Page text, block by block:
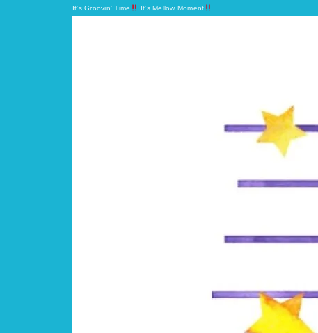
It's Groovin' Time It's Mellow Moment